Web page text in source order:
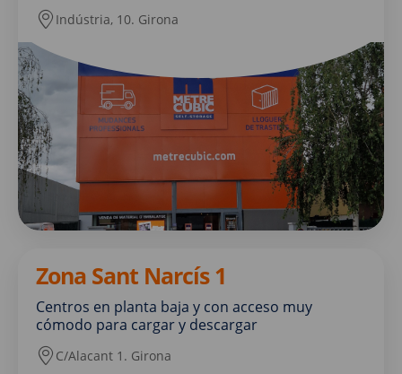
Indústria, 10. Girona
Zona Sant Narcís 1
Centros en planta baja y con acceso muy
cómodo para cargar y descargar
C/Alacant 1. Girona